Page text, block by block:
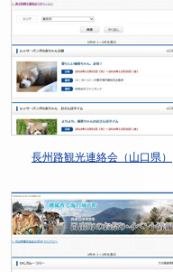
長州路観光連絡会（山口県）